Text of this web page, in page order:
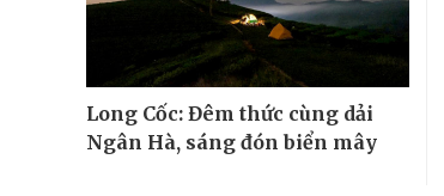
Long Cốc: Đêm thức cùng dải
Ngân Hà, sáng đón biển mây